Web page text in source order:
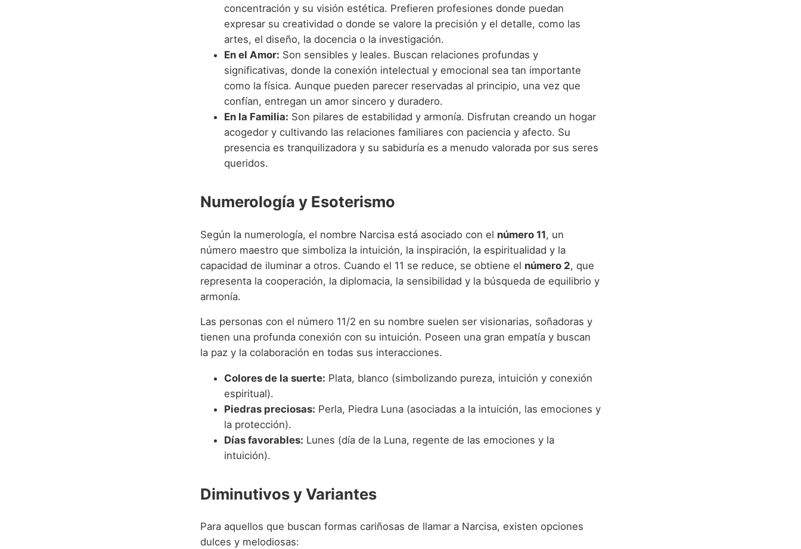
concentración y su visión estética. Prefieren profesiones donde puedan
expresar su creatividad o donde se valore la precisión y el detalle, como las
artes, el diseño, la docencia o la investigación.
En el Amor: Son sensibles y leales. Buscan relaciones profundas y
significativas, donde la conexión intelectual y emocional sea tan importante
como la física. Aunque pueden parecer reservadas al principio, una vez que
confían, entregan un amor sincero y duradero.
En la Familia: Son pilares de estabilidad y armonía. Disfrutan creando un hogar
acogedor y cultivando las relaciones familiares con paciencia y afecto. Su
presencia es tranquilizadora y su sabiduría es a menudo valorada por sus seres
queridos.
Numerología y Esoterismo
Según la numerología, el nombre Narcisa está asociado con el número 11, un
número maestro que simboliza la intuición, la inspiración, la espiritualidad y la
capacidad de iluminar a otros. Cuando el 11 se reduce, se obtiene el número 2, que
representa la cooperación, la diplomacia, la sensibilidad y la búsqueda de equilibrio y
armonía.
Las personas con el número 11/2 en su nombre suelen ser visionarias, soñadoras y
tienen una profunda conexión con su intuición. Poseen una gran empatía y buscan
la paz y la colaboración en todas sus interacciones.
Colores de la suerte: Plata, blanco (simbolizando pureza, intuición y conexión
espiritual).
Piedras preciosas: Perla, Piedra Luna (asociadas a la intuición, las emociones y
la protección).
Días favorables: Lunes (día de la Luna, regente de las emociones y la
intuición).
Diminutivos y Variantes
Para aquellos que buscan formas cariñosas de llamar a Narcisa, existen opciones
dulces y melodiosas: